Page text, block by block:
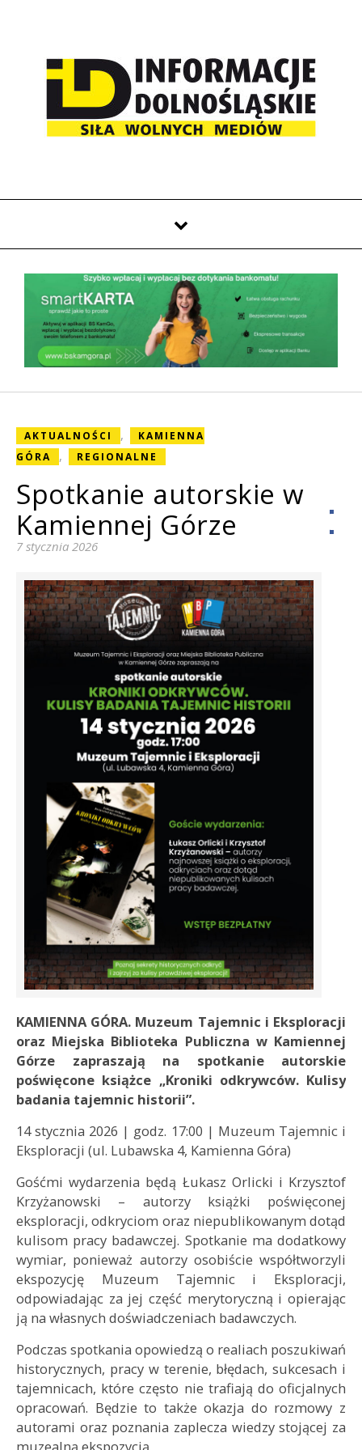
AKTUALNOŚCI ,
KAMIENNA
GÓRA
, REGIONALNE
Spotkanie autorskie w
Kamiennej Górze
7 stycznia 2026
KAMIENNA GÓRA. Muzeum Tajemnic i Eksploracji
oraz Miejska Biblioteka Publiczna w Kamiennej
Górze zapraszają na spotkanie autorskie
poświęcone książce „Kroniki odkrywców. Kulisy
badania tajemnic historii”.
14 stycznia 2026 | godz. 17:00 | Muzeum Tajemnic i
Eksploracji (ul. Lubawska 4, Kamienna Góra)
Gośćmi wydarzenia będą Łukasz Orlicki i Krzysztof
Krzyżanowski – autorzy książki poświęconej
eksploracji, odkryciom oraz niepublikowanym dotąd
kulisom pracy badawczej. Spotkanie ma dodatkowy
wymiar, ponieważ autorzy osobiście współtworzyli
ekspozycję Muzeum Tajemnic i Eksploracji,
odpowiadając za jej część merytoryczną i opierając
ją na własnych doświadczeniach badawczych.
Podczas spotkania opowiedzą o realiach poszukiwań
historycznych, pracy w terenie, błędach, sukcesach i
tajemnicach, które często nie trafiają do oficjalnych
opracowań. Będzie to także okazja do rozmowy z
autorami oraz poznania zaplecza wiedzy stojącej za